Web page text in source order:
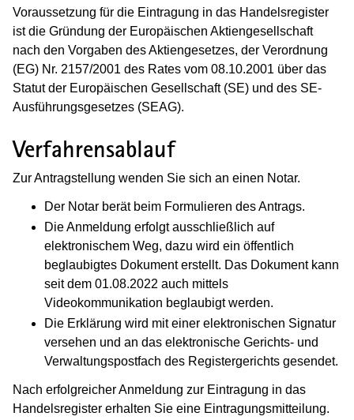
Voraussetzung für die Eintragung in das Handelsregister
ist die Gründung der Europäischen Aktiengesellschaft
nach den Vorgaben des Aktiengesetzes, der Verordnung
(EG) Nr. 2157/2001 des Rates vom 08.10.2001 über das
Statut der Europäischen Gesellschaft (SE) und des SE-
Ausführungsgesetzes (SEAG).
Verfahrensablauf
Zur Antragstellung wenden Sie sich an einen Notar.
Der Notar berät beim Formulieren des Antrags.
Die Anmeldung erfolgt ausschließlich auf
elektronischem Weg, dazu wird ein öffentlich
beglaubigtes Dokument erstellt. Das Dokument kann
seit dem 01.08.2022 auch mittels
Videokommunikation beglaubigt werden.
Die Erklärung wird mit einer elektronischen Signatur
versehen und an das elektronische Gerichts- und
Verwaltungspostfach des Registergerichts gesendet.
Nach erfolgreicher Anmeldung zur Eintragung in das
Handelsregister erhalten Sie eine Eintragungsmitteilung.